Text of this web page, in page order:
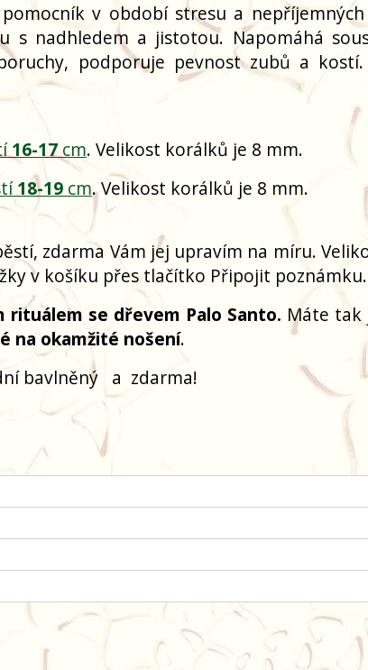
v období stresu a nepříjemných
s nadhledem a jistotou. Napomáhá
podporuje pevnost zubů a kostí.
16-17cm. Velikost korálků je 8 mm.
18-19 cm. Velikost korálků je 8 mm.
zdarma Vám jej upravím na míru.
v košíku přes tlačítko Připojit poznámku.
se dřevem Palo Santo. Máte tak
na okamžité nošení.
bavlněný a zdarma!